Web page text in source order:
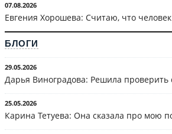
07.08.2026
Евгения Хорошева: Считаю, что человек
БЛОГИ
29.05.2026
Дарья Виноградова: Решила проверить
25.05.2026
Карина Тетуева: Она сказала про мою